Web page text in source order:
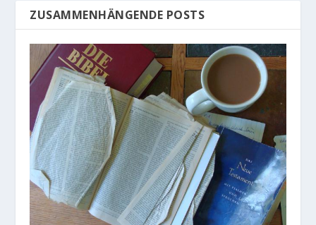
ZUSAMMENHÄNGENDE POSTS